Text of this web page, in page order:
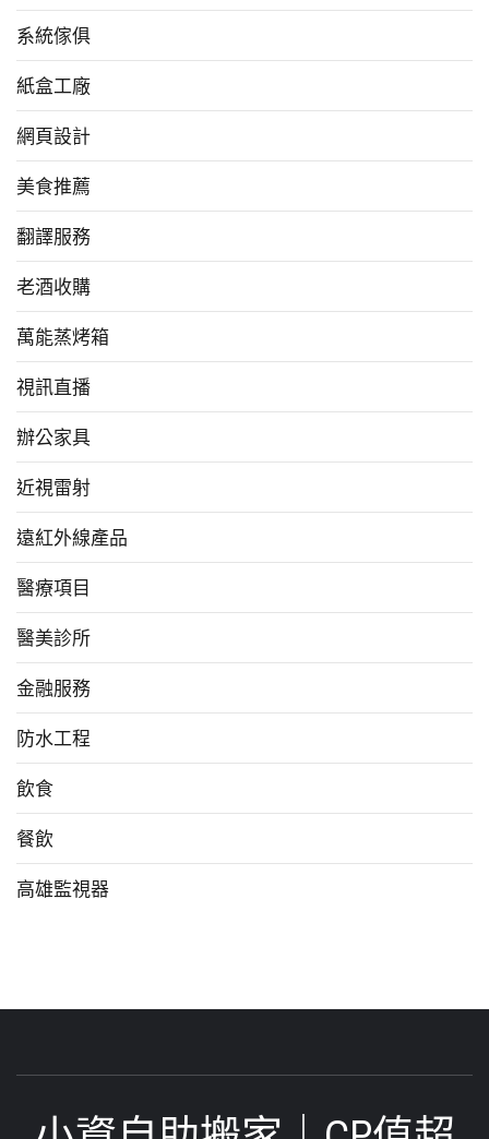
系統傢俱
紙盒工廠
網頁設計
美食推薦
翻譯服務
老酒收購
萬能蒸烤箱
視訊直播
辦公家具
近視雷射
遠紅外線產品
醫療項目
醫美診所
金融服務
防水工程
飲食
餐飲
高雄監視器